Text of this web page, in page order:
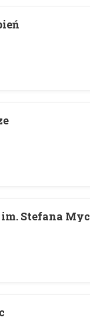
Stefana